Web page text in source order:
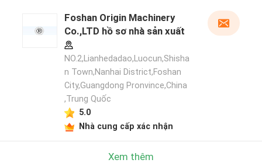
Foshan Origin Machinery
Co.,LTD hồ sơ nhà sản xuất
NO.2,Lianhedadao,Luocun,Shisha
n Town,Nanhai District,Foshan
City,Guangdong Pronvince,China
,Trung Quốc
5.0
Nhà cung cấp xác nhận
Xem thêm